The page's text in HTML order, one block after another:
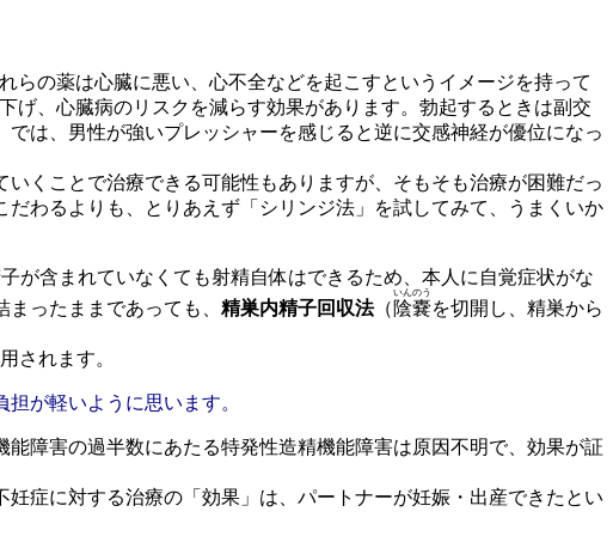
らの薬は心臓に悪い、心不全などを起こすというイメージを持って
げ、心臓病のリスクを減らす効果があります。勃起するときは副交
では、男性が強いプレッシャーを感じると逆に交感神経が優位になっ
くことで治療できる可能性もありますが、そもそも治療が困難だっ
だわるよりも、とりあえず 「シリンジ法」
を試してみて、うまくいか
が含まれていなくても射精自体はできるため、本人に自覚症状がな
ったままであっても、 精巣内精子回収法（ 陰嚢
いんのう
を切開し、精巣から
されます。
が軽いように思います。
障害の過半数にあたる特発性造精機能障害は原因不明で、効果が証
症に対する治療の「効果」は、パートナーが妊娠・出産できたとい